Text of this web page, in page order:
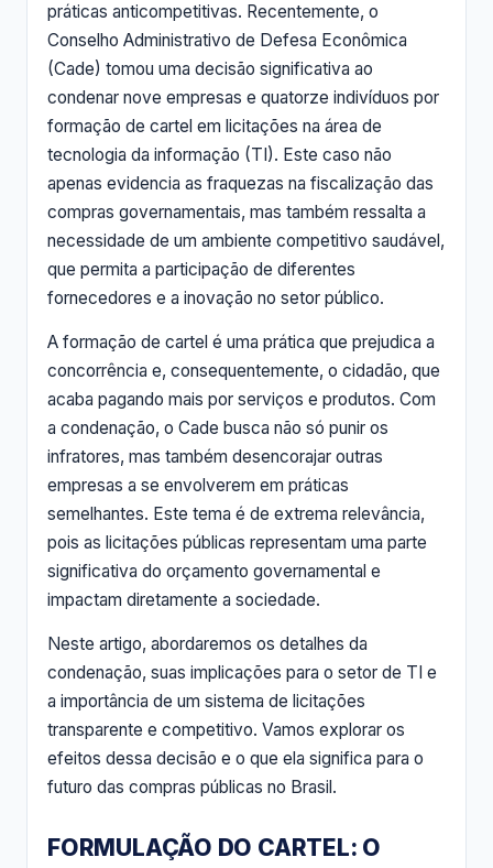
práticas anticompetitivas. Recentemente, o
Conselho Administrativo de Defesa Econômica
(Cade) tomou uma decisão significativa ao
condenar nove empresas e quatorze indivíduos por
formação de cartel em licitações na área de
tecnologia da informação (TI). Este caso não
apenas evidencia as fraquezas na fiscalização das
compras governamentais, mas também ressalta a
necessidade de um ambiente competitivo saudável,
que permita a participação de diferentes
fornecedores e a inovação no setor público.
A formação de cartel é uma prática que prejudica a
concorrência e, consequentemente, o cidadão, que
acaba pagando mais por serviços e produtos. Com
a condenação, o Cade busca não só punir os
infratores, mas também desencorajar outras
empresas a se envolverem em práticas
semelhantes. Este tema é de extrema relevância,
pois as licitações públicas representam uma parte
significativa do orçamento governamental e
impactam diretamente a sociedade.
Neste artigo, abordaremos os detalhes da
condenação, suas implicações para o setor de TI e
a importância de um sistema de licitações
transparente e competitivo. Vamos explorar os
efeitos dessa decisão e o que ela significa para o
futuro das compras públicas no Brasil.
FORMULAÇÃO DO CARTEL: O